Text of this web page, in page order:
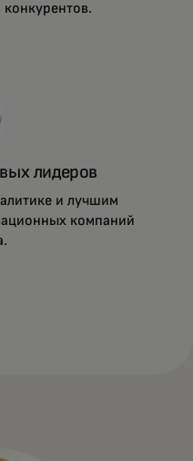
лидеров
и лучшим
компаний